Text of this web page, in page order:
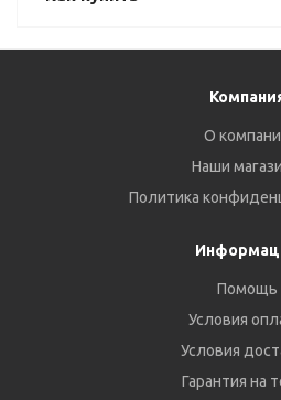
О
Наши
Политика
Помощь
Условия
Условия
Гарантия на